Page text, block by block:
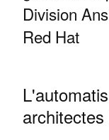
Division
Red Hat